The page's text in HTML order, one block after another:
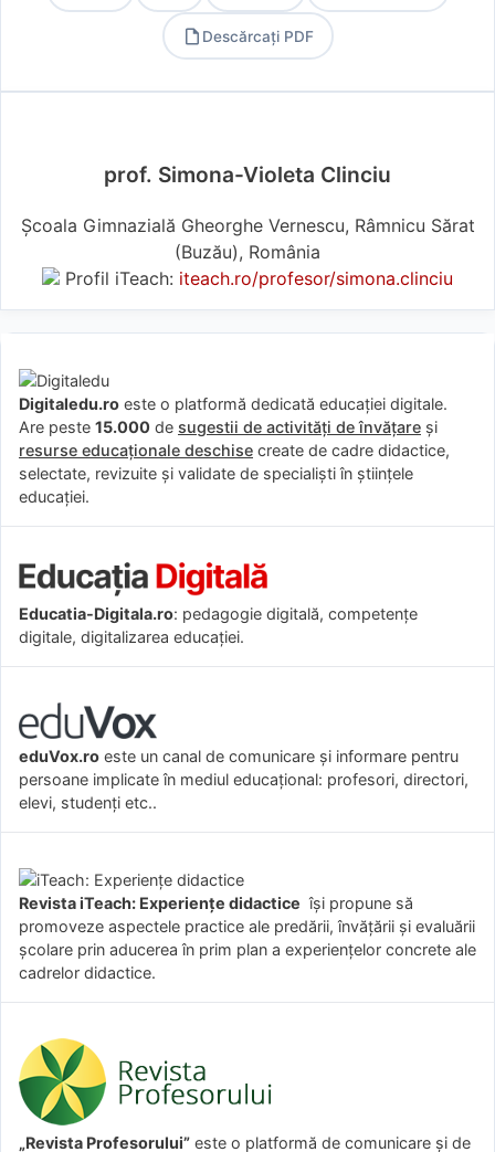
Descărcați PDF
prof. Simona-Violeta Clinciu
Școala Gimnazială Gheorghe Vernescu, Râmnicu Sărat
(Buzău), România
Profil iTeach: iteach.ro/profesor/simona.clinciu
Digitaledu.ro este o platformă dedicată educației digitale.
Are peste 15.000 de sugestii de activități de învățare și
resurse educaționale deschise create de cadre didactice,
selectate, revizuite și validate de specialiști în științele
educației.
Educatia-Digitala.ro: pedagogie digitală, competențe
digitale, digitalizarea educației.
eduVox.ro este un canal de comunicare și informare pentru
persoane implicate în mediul educațional: profesori, directori,
elevi, studenți etc..
Revista iTeach: Experienţe didactice îşi propune să
promoveze aspectele practice ale predării, învăţării şi evaluării
şcolare prin aducerea în prim plan a experienţelor concrete ale
cadrelor didactice.
„Revista Profesorului” este o platformă de comunicare și de